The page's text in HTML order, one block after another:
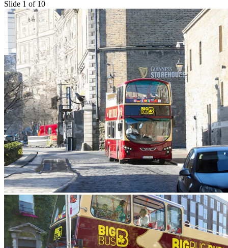
Slide 1 of 10